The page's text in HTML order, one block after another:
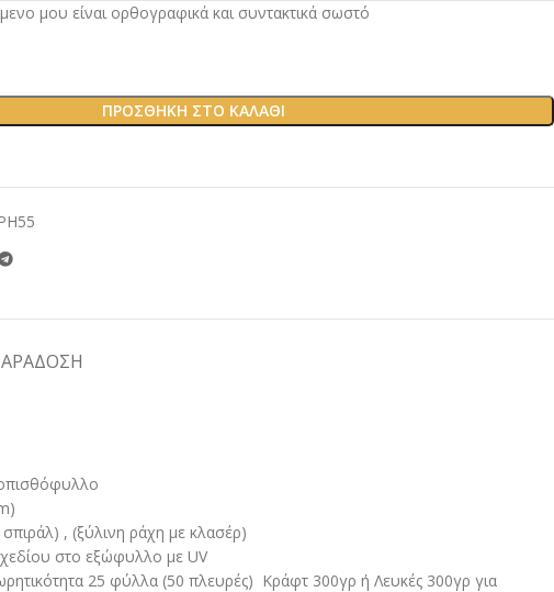
μου είναι ορθογραφικά και συντακτικά σωστό
ΠΡΟΣΘΉΚΗ ΣΤΟ ΚΑΛΆΘΙ
, (ξύλινη ράχη με κλασέρ)
στο εξώφυλλο με UV
25 φύλλα (50 πλευρές) Κράφτ 300γρ ή Λευκές 300γρ για